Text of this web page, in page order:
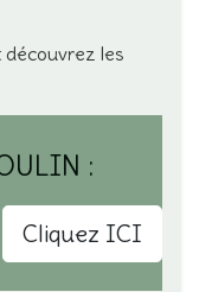
découvrez les
:
Cliquez ICI